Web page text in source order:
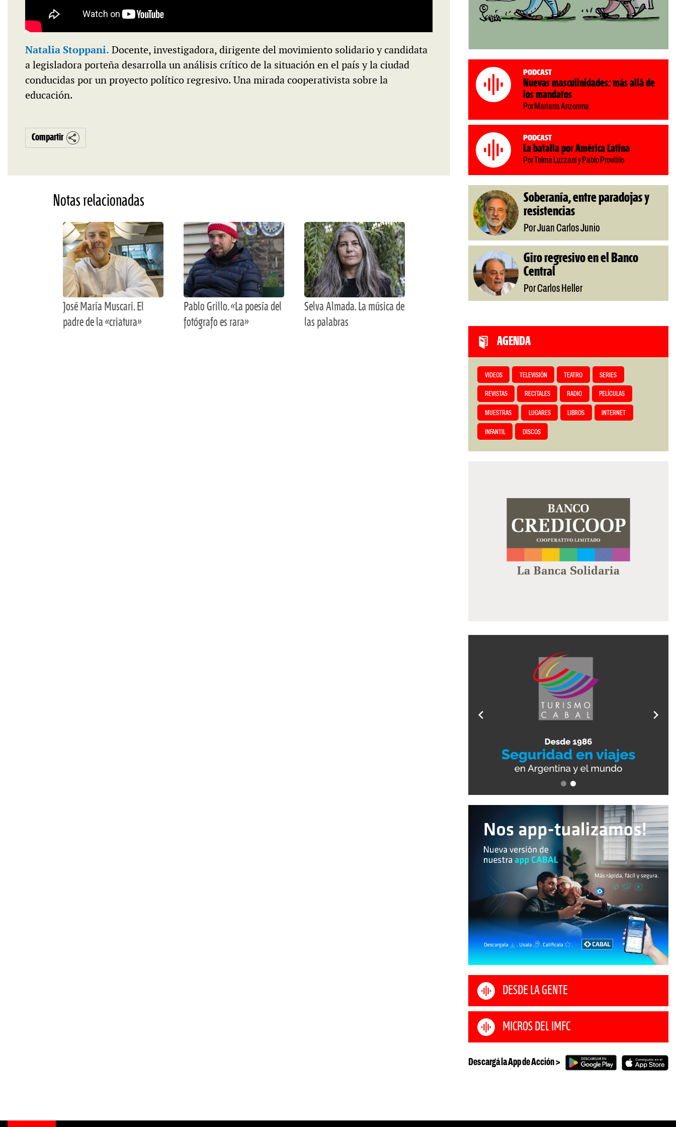
Natalia Stoppani. Docente, investigadora, dirigente del movimiento solidario y candidata
a legisladora porteña desarrolla un análisis crítico de la situación en el país y la ciudad
conducidas por un proyecto político regresivo. Una mirada cooperativista sobre la
educación.
Compartir
Notas relacionadas
José María Muscari. El
padre de la «criatura»
Pablo Grillo. «La poesía del
fotógrafo es rara»
Selva Almada. La música de
las palabras
Podcast
Nuevas masculinidades: más allá de
los mandatos
Por Mariana Anzorena
Podcast
La batalla por América Latina
Por Telma Luzzani y Pablo Provitilo
Soberanía, entre paradojas y
resistencias
Por Juan Carlos Junio
Giro regresivo en el Banco
Central
Por Carlos Heller
AGENDA
VIDEOS TELEVISIÓN TEATRO SERIES
REVISTAS RECITALES RADIO PELÍCULAS
MUESTRAS LUGARES LIBROS INTERNET
INFANTIL DISCOS
DESDE LA GENTE
MICROS DEL IMFC
Descargá la App de Acción >